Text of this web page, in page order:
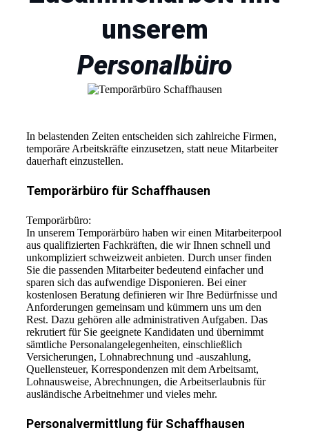
unserem
Personalbüro
In belastenden Zeiten entscheiden sich zahlreiche Firmen,
temporäre Arbeitskräfte einzusetzen, statt neue Mitarbeiter
dauerhaft einzustellen.
Temporärbüro für Schaffhausen
Temporärbüro:
In unserem Temporärbüro haben wir einen Mitarbeiterpool
aus qualifizierten Fachkräften, die wir Ihnen schnell und
unkompliziert schweizweit anbieten. Durch unser finden
Sie die passenden Mitarbeiter bedeutend einfacher und
sparen sich das aufwendige Disponieren. Bei einer
kostenlosen Beratung definieren wir Ihre Bedürfnisse und
Anforderungen gemeinsam und kümmern uns um den
Rest. Dazu gehören alle administrativen Aufgaben. Das
rekrutiert für Sie geeignete Kandidaten und übernimmt
sämtliche Personalangelegenheiten, einschließlich
Versicherungen, Lohnabrechnung und -auszahlung,
Quellensteuer, Korrespondenzen mit dem Arbeitsamt,
Lohnausweise, Abrechnungen, die Arbeitserlaubnis für
ausländische Arbeitnehmer und vieles mehr.
Personalvermittlung für Schaffhausen